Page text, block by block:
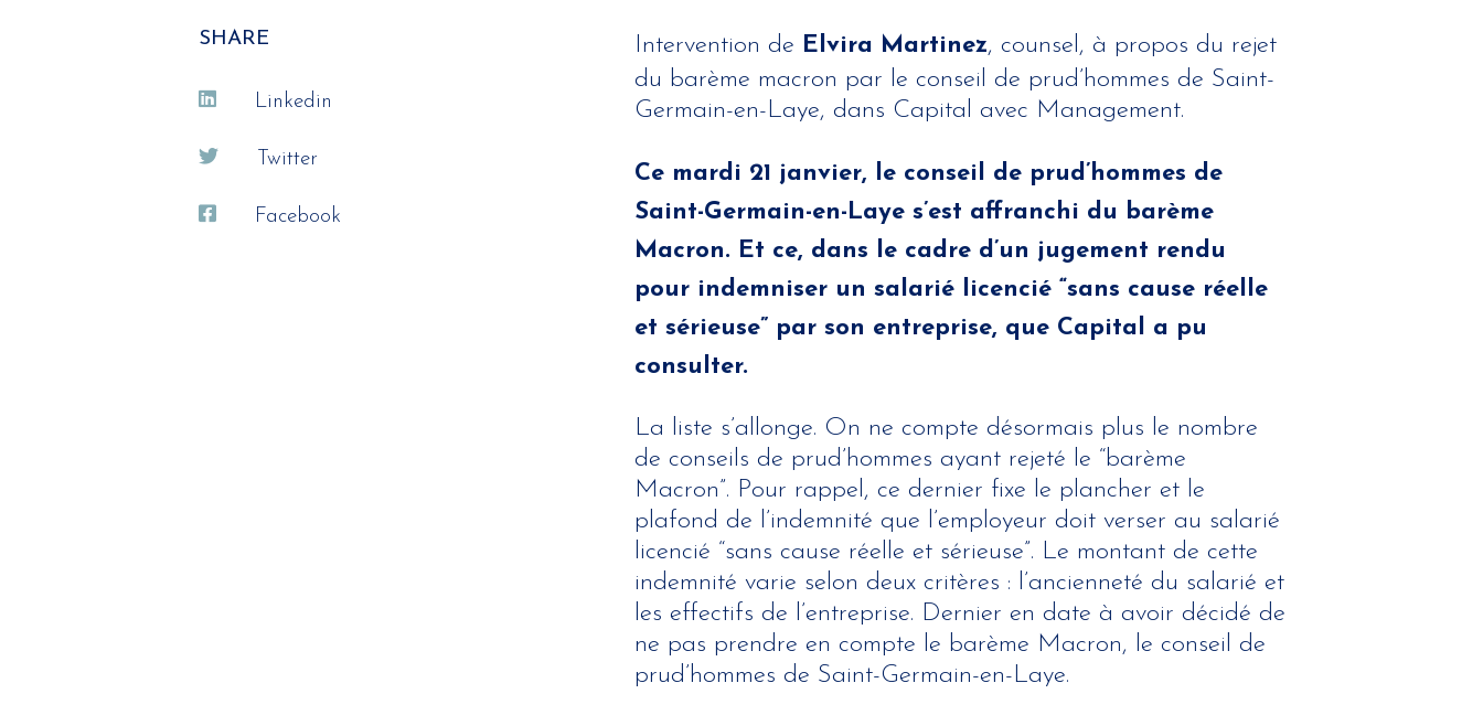
SHARE
Linkedin
Twitter
Facebook
Intervention de Elvira Martinez, counsel, à propos du rejet
du barème macron par le conseil de prud’hommes de Saint-
Germain-en-Laye, dans Capital avec Management.
Ce mardi 21 janvier, le conseil de prud’hommes de
Saint-Germain-en-Laye s’est affranchi du barème
Macron. Et ce, dans le cadre d’un jugement rendu
pour indemniser un salarié licencié “sans cause réelle
et sérieuse” par son entreprise, que Capital a pu
consulter.
La liste s’allonge. On ne compte désormais plus le nombre
de conseils de prud’hommes ayant rejeté le “barème
Macron”. Pour rappel, ce dernier fixe le plancher et le
plafond de l’indemnité que l’employeur doit verser au salarié
licencié “sans cause réelle et sérieuse”. Le montant de cette
indemnité varie selon deux critères : l’ancienneté du salarié et
les effectifs de l’entreprise. Dernier en date à avoir décidé de
ne pas prendre en compte le barème Macron, le conseil de
prud’hommes de Saint-Germain-en-Laye.